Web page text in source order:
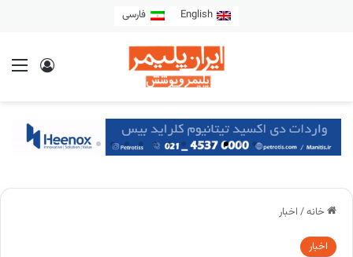
English فارسی
خانه/ اخبار
اخبار